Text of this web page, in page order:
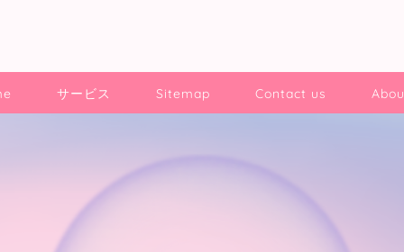
サービス Sitemap Contact us